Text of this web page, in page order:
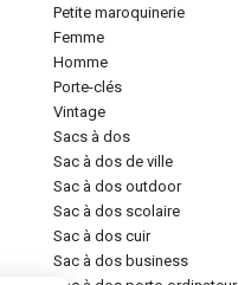
petite maroquinerie
femme
homme
porte-clés
vintage
sacs à dos
sac à dos de ville
sac à dos outdoor
sac à dos scolaire
sac à dos cuir
sac à dos business